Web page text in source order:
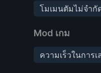
โมเมนตัมไม่จำกั
Mod เกม
ความเร็วในการเ